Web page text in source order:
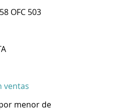
OFC 503
ventas
menor de